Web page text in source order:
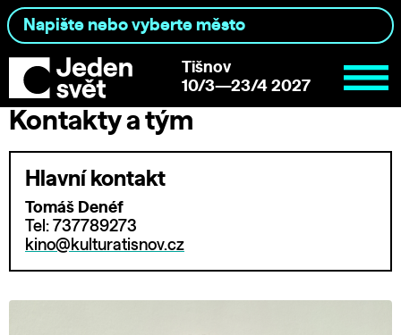
Tišnov
10/3—23/4 2027
Kontakty a tým
Hlavní kontakt
Tomáš Denéf
Tel: 737789273
kino@kulturatisnov.cz